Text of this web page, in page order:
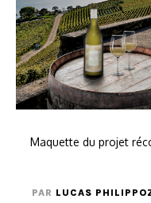
Maquette du projet
PAR LUCAS